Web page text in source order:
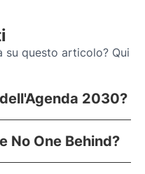
su questo articolo? Qui
2030?
No One Behind?